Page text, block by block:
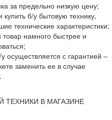
за предельно низкую цену;
купить б/у бытовую технику,
технические характеристики;
намного быстрее и
осуществляется с гарантией –
заменить ее в случае
ТЕХНИКИ В МАГАЗИНЕ